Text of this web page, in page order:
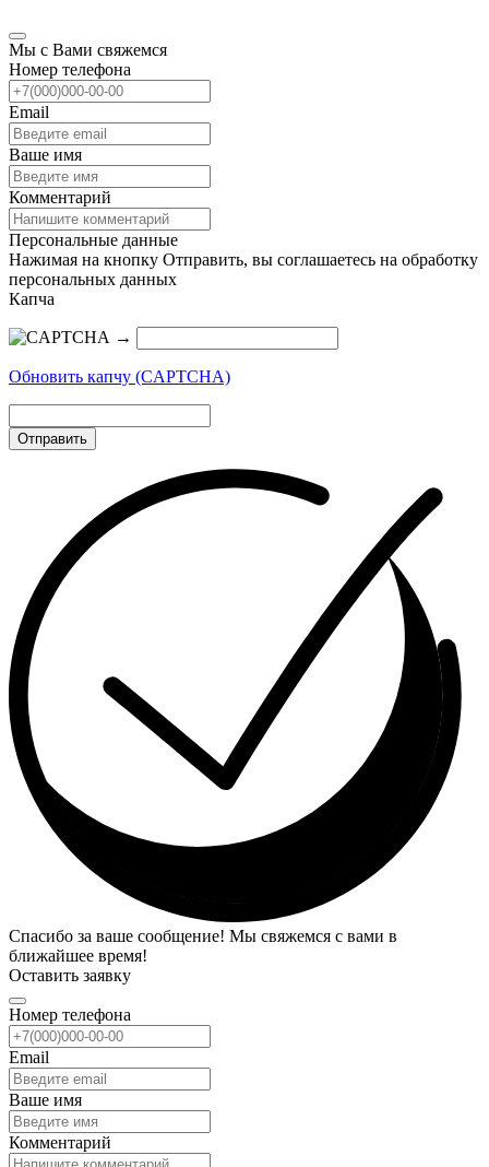
Мы с Вами свяжемся
Номер телефона
Email
Ваше имя
Комментарий
Персональные данные
Нажимая на кнопку Отправить, вы соглашаетесь на обработку
персональных данных
Капча
→
Обновить капчу (CAPTCHA)
Отправить
Спасибо за ваше сообщение! Мы свяжемся с вами в
ближайшее время!
Оставить заявку
Номер телефона
Email
Ваше имя
Комментарий